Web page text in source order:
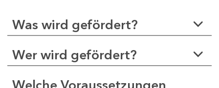
Was wird gefördert?
Wer wird gefördert?
Welche Voraussetzungen